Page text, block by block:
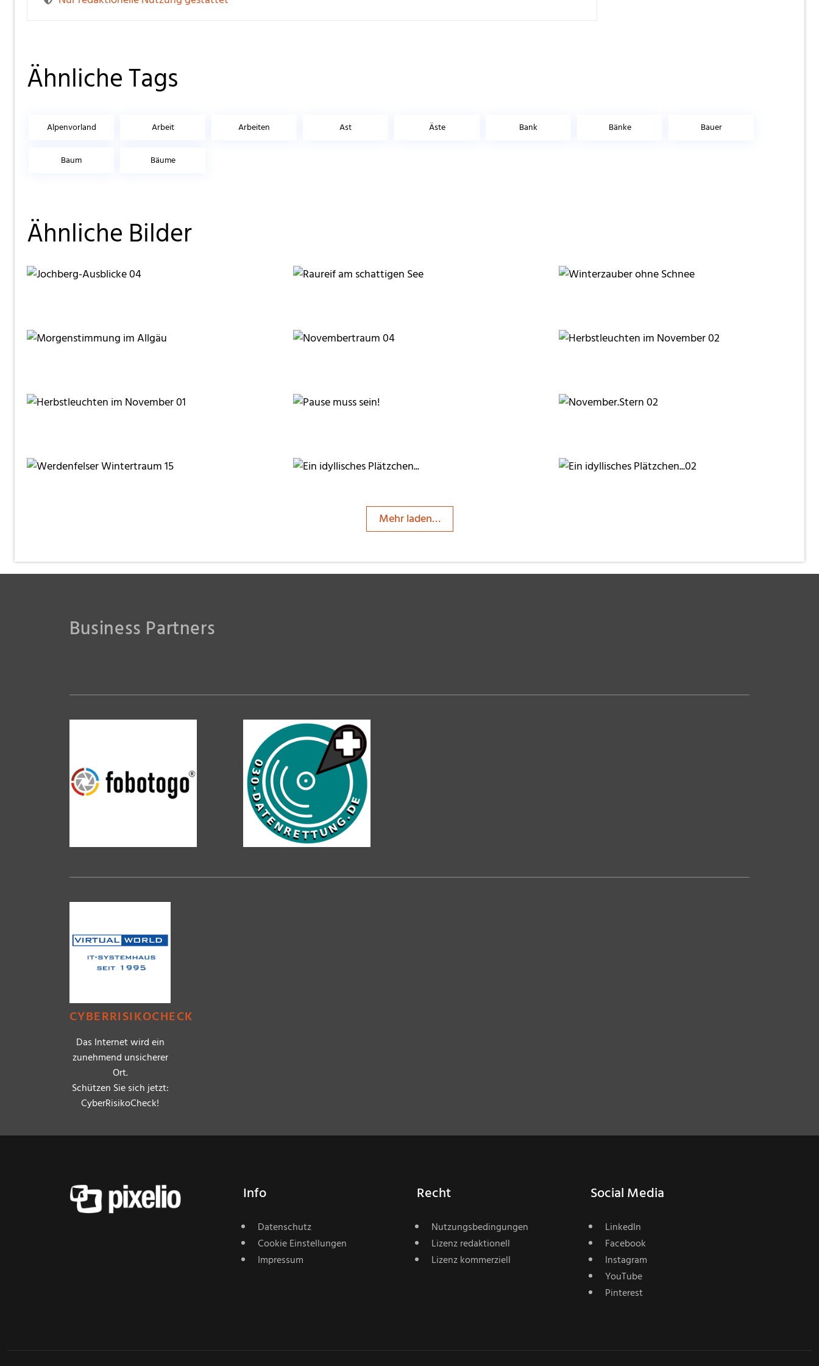
Ähnliche Tags
Alpenvorland Arbeit Arbeiten Ast Äste Bank Bänke Bauer
Baum Bäume
Ähnliche Bilder
Mehr laden…
Business Partners
CYBERRISIKOCHECK
Das Internet wird ein
zunehmend unsicherer
Ort.
Schützen Sie sich jetzt:
CyberRisikoCheck!
Info
Datenschutz
Cookie Einstellungen
Impressum
Recht
Nutzungsbedingungen
Lizenz redaktionell
Lizenz kommerziell
Social Media
LinkedIn
Facebook
Instagram
YouTube
Pinterest